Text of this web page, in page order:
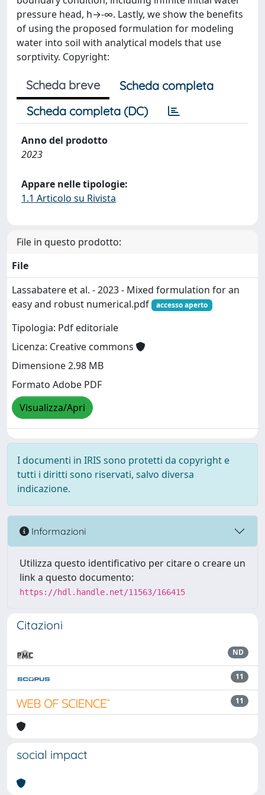
pressure head, h→-∞. Lastly, we show the benefits
of using the proposed formulation for modeling
water into soil with analytical models that use
sorptivity. Copyright:
Scheda breve
Scheda completa
Scheda completa (DC)
Anno del prodotto
2023
Appare nelle tipologie:
1.1 Articolo su Rivista
File in questo prodotto:
File
Lassabatere et al. - 2023 - Mixed formulation for an
easy and robust numerical.pdf
accesso aperto
Tipologia: Pdf editoriale
Licenza: Creative commons
Dimensione 2.98 MB
Formato Adobe PDF
Visualizza/Apri
I documenti in IRIS sono protetti da copyright e
tutti i diritti sono riservati, salvo diversa
indicazione.
Informazioni
Utilizza questo identificativo per citare o creare un
link a questo documento:
https://hdl.handle.net/11563/166415
Citazioni
ND
11
11
social impact